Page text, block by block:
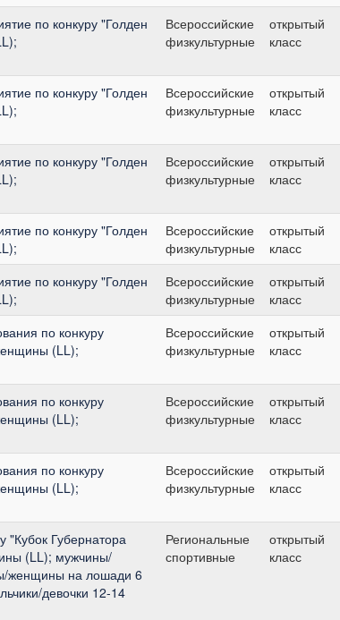
по конкуру "Голден
Всероссийские
физкультурные
открытый
класс
по конкуру "Голден
Всероссийские
физкультурные
открытый
класс
по конкуру "Голден
Всероссийские
физкультурные
открытый
класс
по конкуру "Голден
Всероссийские
физкультурные
открытый
класс
по конкуру "Голден
Всероссийские
физкультурные
открытый
класс
по конкуру
(LL);
Всероссийские
физкультурные
открытый
класс
по конкуру
(LL);
Всероссийские
физкультурные
открытый
класс
по конкуру
(LL);
Всероссийские
физкультурные
открытый
класс
"Кубок Губернатора
(LL); мужчины/
женщины на лошади 6
девочки 12-14
Региональные
спортивные
открытый
класс